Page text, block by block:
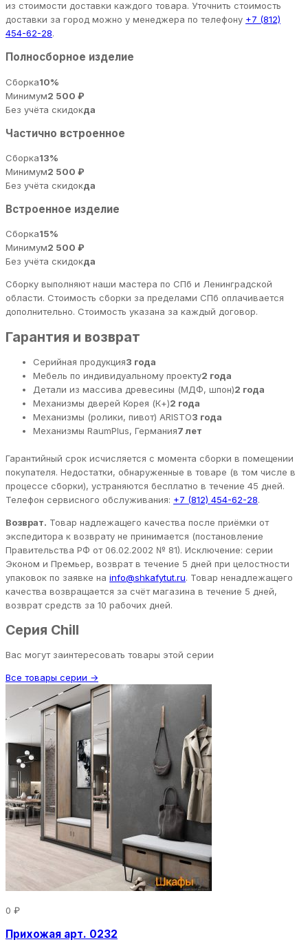
из стоимости доставки каждого товара. Уточнить стоимость
доставки за город можно у менеджера по телефону +7 (812)
454-62-28.
Полносборное изделие
Сборка10%
Минимум2 500 ₽
Без учёта скидокда
Частично встроенное
Сборка13%
Минимум2 500 ₽
Без учёта скидокда
Встроенное изделие
Сборка15%
Минимум2 500 ₽
Без учёта скидокда
Сборку выполняют наши мастера по СПб и Ленинградской
области. Стоимость сборки за пределами СПб оплачивается
дополнительно. Стоимость указана за каждый договор.
Гарантия и возврат
Серийная продукция3 года
Мебель по индивидуальному проекту2 года
Детали из массива древесины (МДФ, шпон)2 года
Механизмы дверей Корея (К+)2 года
Механизмы (ролики, пивот) ARISTO3 года
Механизмы RaumPlus, Германия7 лет
Гарантийный срок исчисляется с момента сборки в помещении
покупателя. Недостатки, обнаруженные в товаре (в том числе в
процессе сборки), устраняются бесплатно в течение 45 дней.
Телефон сервисного обслуживания: +7 (812) 454-62-28.
Возврат. Товар надлежащего качества после приёмки от
экспедитора к возврату не принимается (постановление
Правительства РФ от 06.02.2002 № 81). Исключение: серии
Эконом и Премьер, возврат в течение 5 дней при целостности
упаковок по заявке на info@shkafytut.ru. Товар ненадлежащего
качества возвращается за счёт магазина в течение 5 дней,
возврат средств за 10 рабочих дней.
Серия Chill
Вас могут заинтересовать товары этой серии
Все товары серии →
0 ₽
Прихожая арт. 0232